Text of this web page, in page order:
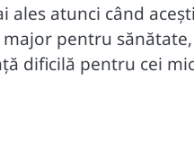
ales atunci când
pentru sănătate,
dificilă pentru cei